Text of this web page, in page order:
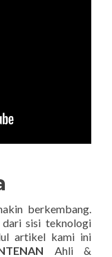
berkembang.
dari sisi teknologi
artikel kami ini
Ahli &